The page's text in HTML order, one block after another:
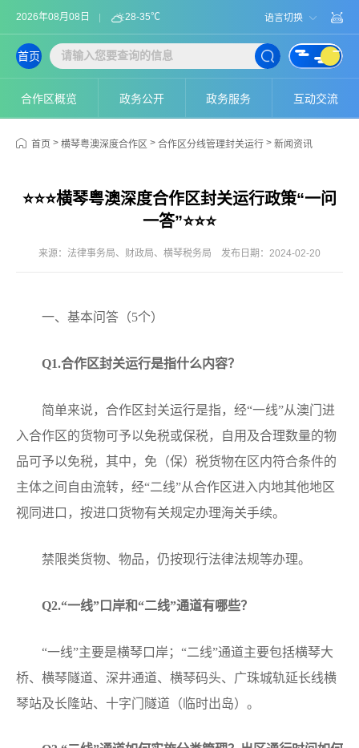
2026年08月08日 28-35℃ 语言切换
合作区概览 政务公开 政务服务 互动交流
首页
首页 > 横琴粤澳深度合作区 > 合作区分线管理封关运行 > 新闻资讯
⭐️⭐️⭐️横琴粤澳深度合作区封关运行政策“一问
一答”⭐️⭐️⭐️
来源：法律事务局、财政局、横琴税务局 发布日期：2024-02-20
一、基本问答（5个）
Q1.合作区封关运行是指什么内容？
简单来说，合作区封关运行是指，经“一线”从澳门进
入合作区的货物可予以免税或保税，自用及合理数量的物
品可予以免税，其中，免（保）税货物在区内符合条件的
主体之间自由流转，经“二线”从合作区进入内地其他地区
视同进口，按进口货物有关规定办理海关手续。
禁限类货物、物品，仍按现行法律法规等办理。
Q2.“一线”口岸和“二线”通道有哪些？
“一线”主要是横琴口岸；“二线”通道主要包括横琴大
桥、横琴隧道、深井通道、横琴码头、广珠城轨延长线横
琴站及长隆站、十字门隧道（临时出岛）。